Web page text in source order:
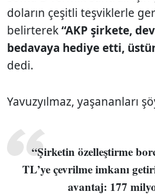
doların çeşitli teşviklerle
belirterek“AKP şirkete,
bedavaya hediye etti,
dedi.
Yavuzyılmaz, yaşananları
“Şirketin özelleştirme
TL’ye çevrilme imkanı
avantaj: 177